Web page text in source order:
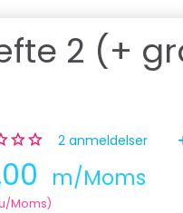
2 (+
2 anmeldelser
m/Moms
Moms)